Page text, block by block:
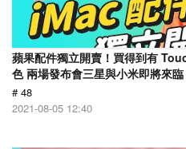
蘋果配件獨立開賣！買得到有
色 兩場發布會三星與小米即將來
# 48
2021-08-05 12:40